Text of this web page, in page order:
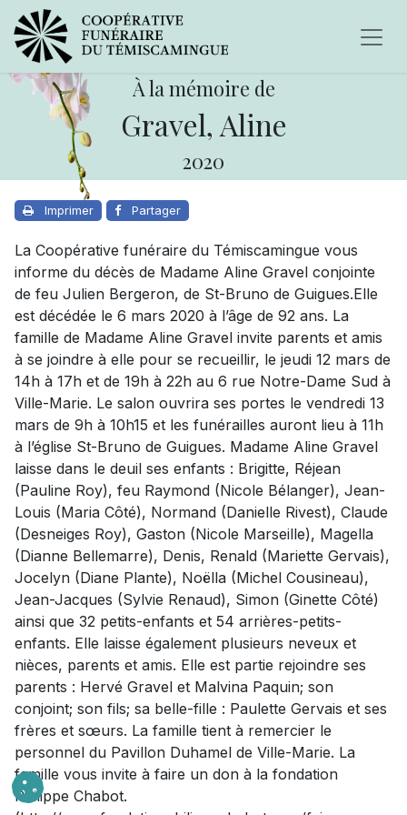
À la mémoire de
Gravel, Aline
2020
Imprimer Partager
La Coopérative funéraire du Témiscamingue vous
informe du décès de Madame Aline Gravel conjointe
de feu Julien Bergeron, de St-Bruno de Guigues.Elle
est décédée le 6 mars 2020 à l’âge de 92 ans. La
famille de Madame Aline Gravel invite parents et amis
à se joindre à elle pour se recueillir, le jeudi 12 mars de
14h à 17h et de 19h à 22h au 6 rue Notre-Dame Sud à
Ville-Marie. Le salon ouvrira ses portes le vendredi 13
mars de 9h à 10h15 et les funérailles auront lieu à 11h
à l’église St-Bruno de Guigues. Madame Aline Gravel
laisse dans le deuil ses enfants : Brigitte, Réjean
(Pauline Roy), feu Raymond (Nicole Bélanger), Jean-
Louis (Maria Côté), Normand (Danielle Rivest), Claude
(Desneiges Roy), Gaston (Nicole Marseille), Magella
(Dianne Bellemarre), Denis, Renald (Mariette Gervais),
Jocelyn (Diane Plante), Noëlla (Michel Cousineau),
Jean-Jacques (Sylvie Renaud), Simon (Ginette Côté)
ainsi que 32 petits-enfants et 54 arrières-petits-
enfants. Elle laisse également plusieurs neveux et
nièces, parents et amis. Elle est partie rejoindre ses
parents : Hervé Gravel et Malvina Paquin; son
conjoint; son fils; sa belle-fille : Paulette Gervais et ses
frères et sœurs. La famille tient à remercier le
personnel du Pavillon Duhamel de Ville-Marie. La
famille vous invite à faire un don à la fondation
Philippe Chabot.